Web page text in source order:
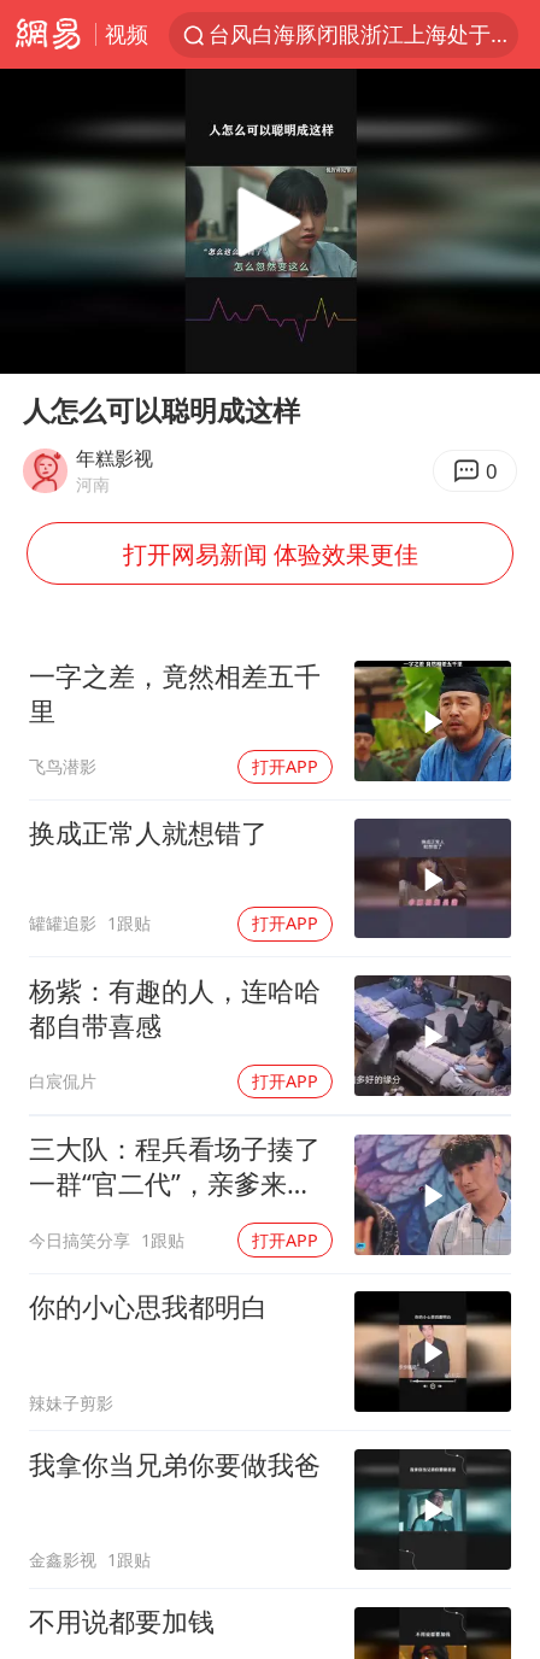
视频
四川宜宾市珙县发生3.4级地震
中国父女泰国骑摩托车坠崖1死1伤
周末打虎 宋致远被查
白海豚将正面袭击贯穿浙江
浙江台州《告全体市民书》
男孩参加珠心算比赛气定神闲
上半年国内居民出游人次34.63亿
刘浩存百花奖开幕式红裙起舞
店主称换“青海拉面”招牌后生意更好
习近平心系体育强国建设
Play
人怎么可以聪明成这样
年糕影视
河南 0
打开网易新闻 体验效果更佳
一字之差，竟然相差五千
里
飞鸟潜影 打开APP
换成正常人就想错了
罐罐追影 1跟贴 打开APP
杨紫：有趣的人，连哈哈
都自带喜感
白宸侃片 打开APP
三大队：程兵看场子揍了
一群“官二代”，亲爹来捞
今日搞笑分享 1跟贴 打开APP
你的小心思我都明白
辣妹子剪影
我拿你当兄弟你要做我爸
金鑫影视 1跟贴
不用说都要加钱